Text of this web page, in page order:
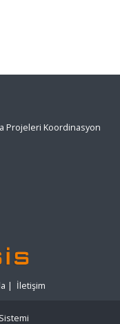
Projeleri Koordinasyon
| İletişim